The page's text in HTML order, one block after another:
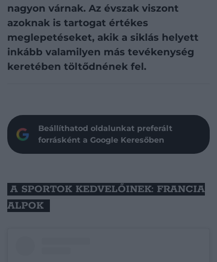
nagyon várnak. Az évszak viszont
azoknak is tartogat értékes
meglepetéseket, akik a siklás helyett
inkább valamilyen más tevékenység
keretében töltődnének fel.
Beállíthatod oldalunkat preferált
forrásként a Google Keresőben
A SPORTOK KEDVELŐINEK: FRANCIA
ALPOK